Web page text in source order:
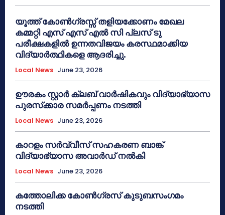
യൂത്ത് കോൺഗ്രസ്സ് തളിയക്കോണം മേഖല
കമ്മറ്റി എസ് എസ് എൽ സി പ്ലസ് ടു
പരീക്ഷകളിൽ ഉന്നതവിജയം കരസ്ഥമാക്കിയ
വിദ്യാർത്ഥികളെ ആദരിച്ചു.
Local News June 23, 2026
ഊരകം സ്റ്റാർ ക്ലബ് വാർഷികവും വിദ്യാഭ്യാസ
പുരസ്‌ക്കാര സമർപ്പണം നടത്തി
Local News June 23, 2026
കാറളം സർവ്വീസ് സഹകരണ ബാങ്ക്
വിദ്യാഭ്യാസ അവാർഡ് നൽകി
Local News June 23, 2026
കത്തോലിക്ക കോൺഗ്രസ് കുടുബസംഗമം
നടത്തി